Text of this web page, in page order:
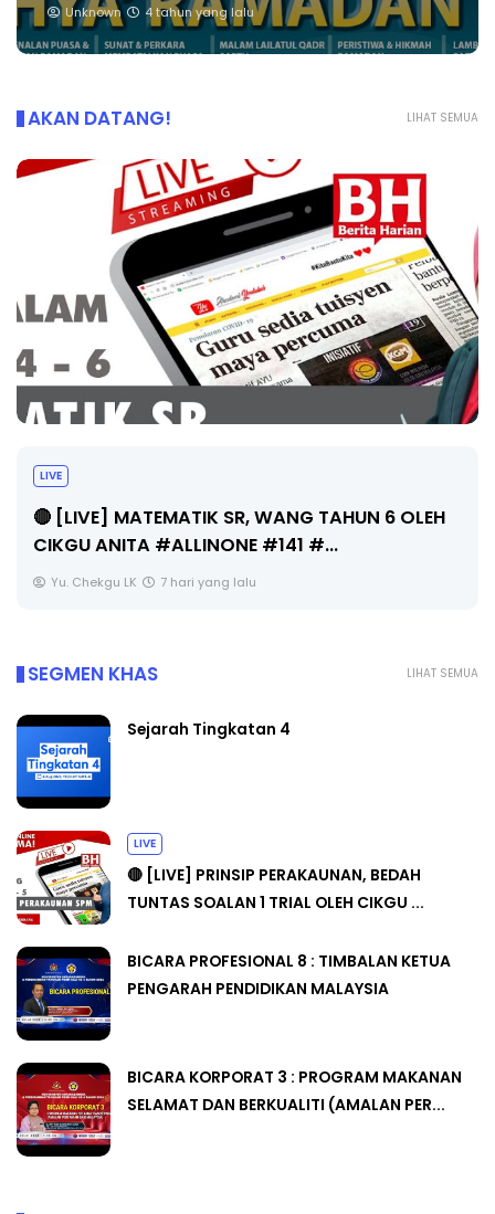
Unknown 4 tahun yang lalu
LIHAT SEMUA
AKAN DATANG!
Sejarah Tingkatan 4
Unknown 7 hari yang lalu
LIHAT SEMUA
SEGMEN KHAS
Sejarah Tingkatan 4
LIVE
🔴 [LIVE] PRINSIP PERAKAUNAN, BEDAH
TUNTAS SOALAN 1 TRIAL OLEH CIKGU ...
BICARA PROFESIONAL 8 : TIMBALAN KETUA
PENGARAH PENDIDIKAN MALAYSIA
BICARA KORPORAT 3 : PROGRAM MAKANAN
SELAMAT DAN BERKUALITI (AMALAN PER...